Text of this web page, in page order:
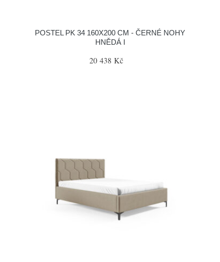
POSTEL PK 34 160X200 CM - ČERNÉ NOHY
HNĚDÁ I
20 438 Kč